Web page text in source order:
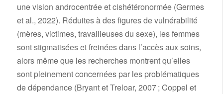
une vision androcentrée et cishétéronormée (Germes
et al., 2022). Réduites à des figures de vulnérabilité
(mères, victimes, travailleuses du sexe), les femmes
sont stigmatisées et freinées dans l’accès aux soins,
alors même que les recherches montrent qu’elles
sont pleinement concernées par les problématiques
de dépendance (Bryant et Treloar, 2007 ; Coppel et